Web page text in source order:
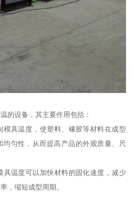
的设备，其主要作用包括：
模具温度，使塑料、橡胶等材料在成型
匀性，从而提高产品的外观质量、尺
具温度可以加快材料的固化速度，减少
，缩短成型周期。